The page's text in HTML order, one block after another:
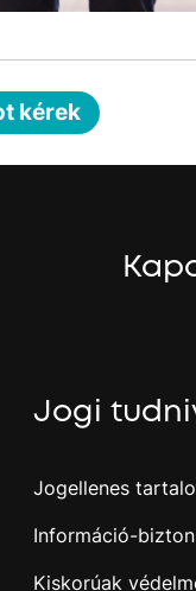
kérek
Jogi
Jogellenes
Információ-
Kiskorúak